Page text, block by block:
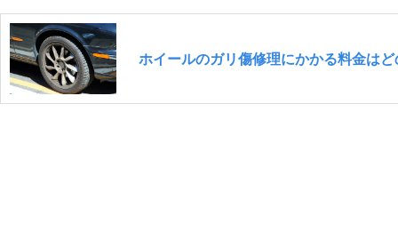
ホイールのガリ傷修理にかかる料金は